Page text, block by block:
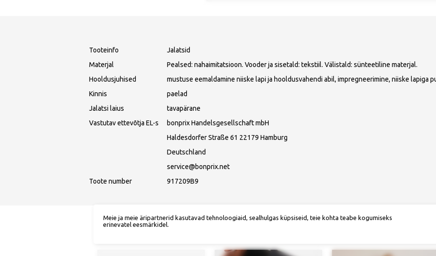
Tooteinfo
Jalatsid
Materjal
Pealsed: nahaimitatsioon. Vooder ja sisetald: tekstiil. Välistald: sünteetiline materjal.
Hooldusjuhised
mustuse eemaldamine niiske lapi ja hooldusvahendi abil, impregneerimine, niiske lapiga
Kinnis
paelad
Jalatsi laius
tavapärane
Vastutav ettevõtja EL-s
bonprix Handelsgesellschaft mbH
Haldesdorfer Straße 61 22179 Hamburg
Deutschland
service@bonprix.net
Toote number
917209B9
Meie ja meie äripartnerid kasutavad tehnoloogiaid, sealhulgas küpsiseid, teie kohta teabe kogumiseks
erinevatel eesmärkidel.